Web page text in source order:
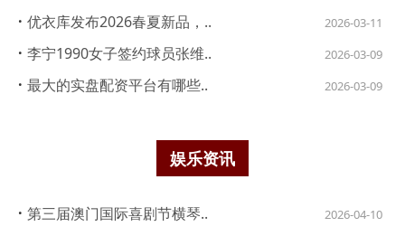
· 优衣库发布2026春夏新品，.. 2026-03-11
· 李宁1990女子签约球员张维.. 2026-03-09
· 最大的实盘配资平台有哪些.. 2026-03-09
娱乐资讯
· 第三届澳门国际喜剧节横琴.. 2026-04-10